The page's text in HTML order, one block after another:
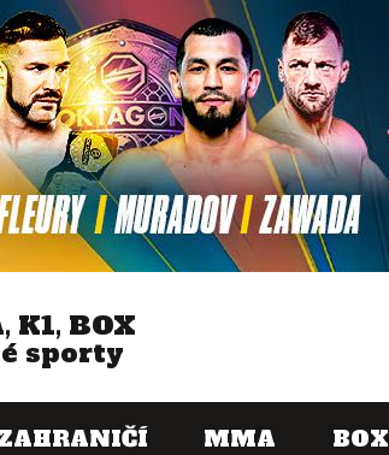
K1, BOX
sporty
MMA BOX